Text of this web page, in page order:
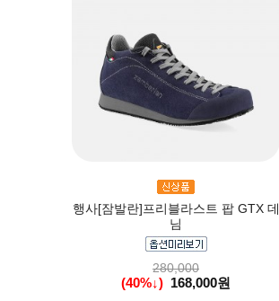
행사[잠발란]프리블라스트 팝 GTX 데
님
280,000
(40%↓) 168,000원